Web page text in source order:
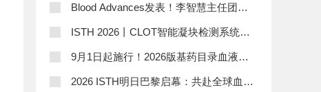
CAR-T细胞疗法的疗效、生存率及安全性
佳，一例个体化换药诊疗复盘
Blood Advances发表！李智慧主任团队
证实移植可改善晚期ENKTCL患者生存，
精准分层迎曙光
ISTH 2026丨CLOT智能凝块检测系统，
筑牢凝血检验质量第一道防线
9月1日起施行！2026版基药目录血液领
域用药汇总
2026 ISTH明日巴黎启幕：共赴全球血栓